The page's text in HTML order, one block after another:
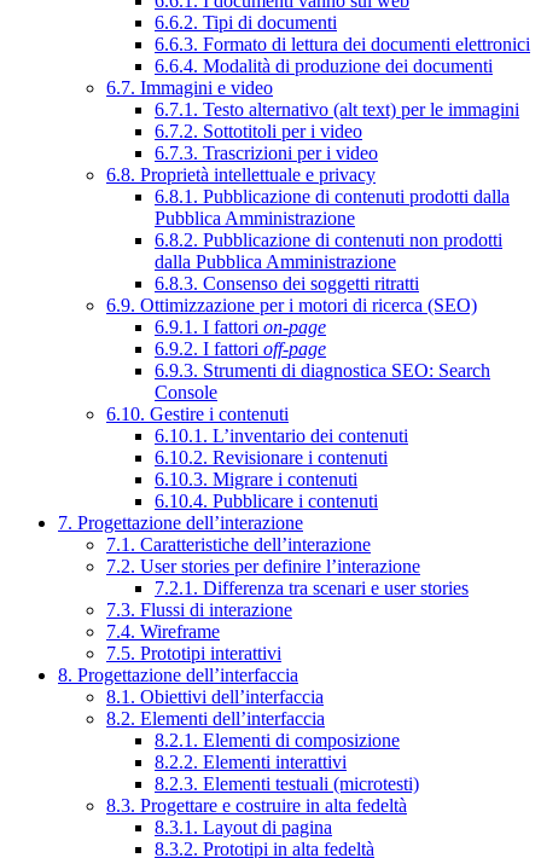
6.6.2. Tipi di documenti
6.6.3. Formato di lettura dei documenti elettronici
6.6.4. Modalità di produzione dei documenti
6.7. Immagini e video
6.7.1. Testo alternativo (alt text) per le immagini
6.7.2. Sottotitoli per i video
6.7.3. Trascrizioni per i video
6.8. Proprietà intellettuale e privacy
6.8.1. Pubblicazione di contenuti prodotti dalla
Pubblica Amministrazione
6.8.2. Pubblicazione di contenuti non prodotti
dalla Pubblica Amministrazione
6.8.3. Consenso dei soggetti ritratti
6.9. Ottimizzazione per i motori di ricerca (SEO)
6.9.1. I fattori on-page
6.9.2. I fattori off-page
6.9.3. Strumenti di diagnostica SEO: Search
Console
6.10. Gestire i contenuti
6.10.1. L’inventario dei contenuti
6.10.2. Revisionare i contenuti
6.10.3. Migrare i contenuti
6.10.4. Pubblicare i contenuti
7. Progettazione dell’interazione
7.1. Caratteristiche dell’interazione
7.2. User stories per definire l’interazione
7.2.1. Differenza tra scenari e user stories
7.3. Flussi di interazione
7.4. Wireframe
7.5. Prototipi interattivi
8. Progettazione dell’interfaccia
8.1. Obiettivi dell’interfaccia
8.2. Elementi dell’interfaccia
8.2.1. Elementi di composizione
8.2.2. Elementi interattivi
8.2.3. Elementi testuali (microtesti)
8.3. Progettare e costruire in alta fedeltà
8.3.1. Layout di pagina
8.3.2. Prototipi in alta fedeltà